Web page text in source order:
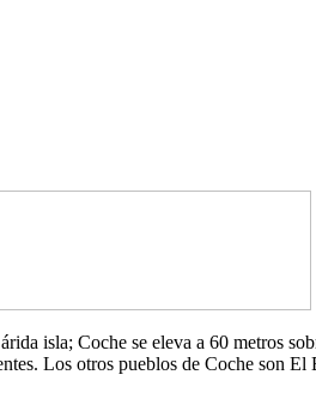
isla; Coche se eleva a 60 metros
Los otros pueblos de Coche son